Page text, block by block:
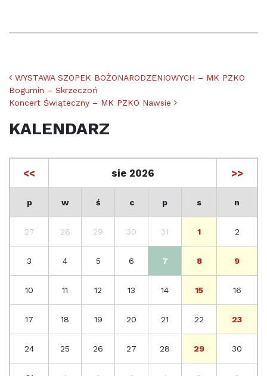
Nawigacja po artykułach
WYSTAWA SZOPEK BOŻONARODZENIOWYCH – MK PZKO
Bogumin – Skrzeczoń
Koncert Świąteczny – MK PZKO Nawsie
KALENDARZ
<< sie 2026 >>
p w ś c p s n
27 28 29 30 31 1 2
3 4 5 6 7 8 9
10 11 12 13 14 15 16
17 18 19 20 21 22 23
24 25 26 27 28 29 30